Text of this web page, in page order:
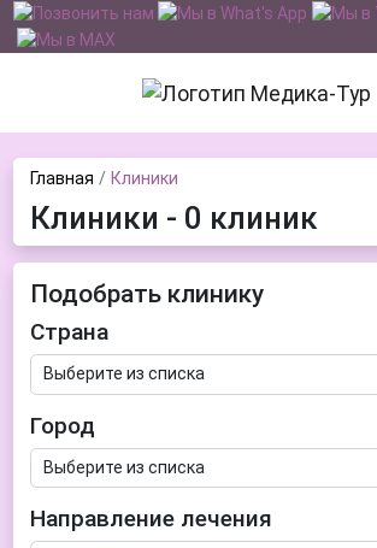
Главная Клиники
Клиники - 0 клиник
Подобрать клинику
Страна
Город
Направление лечения